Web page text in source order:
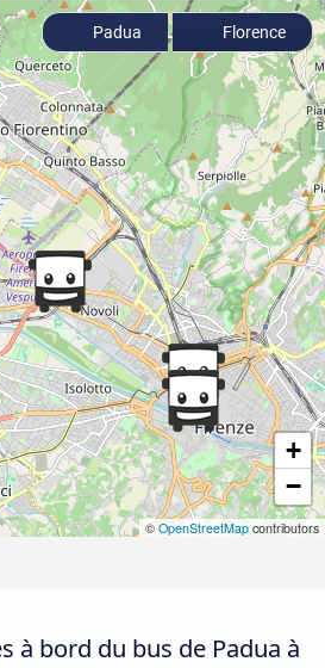
+
−
© OpenStreetMap contributors
Padua Florence
à bord du bus de Padua à